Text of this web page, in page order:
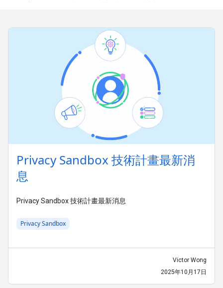
Privacy Sandbox 技術計畫最新消
息
Privacy Sandbox 技術計畫最新消息
Privacy Sandbox
Victor Wong
2025年10月17日